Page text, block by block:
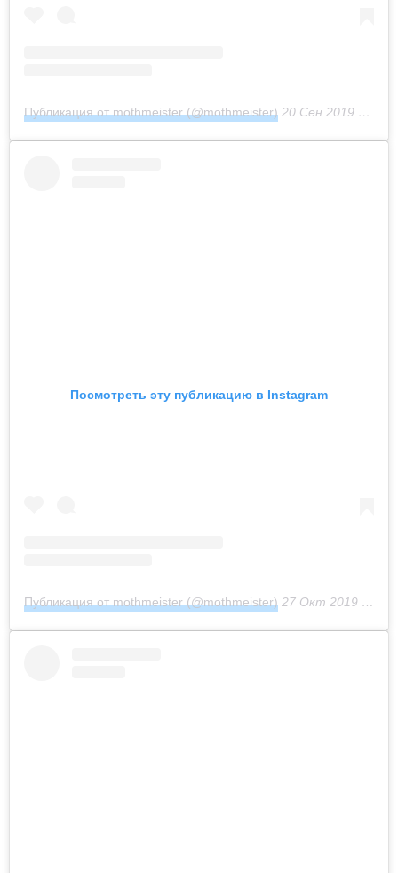
Публикация от mothmeister (@mothmeister) 20 Сен 2019 в 12:02 PDT
Посмотреть эту публикацию в Instagram
Публикация от mothmeister (@mothmeister) 27 Окт 2019 в 12:06 PDT